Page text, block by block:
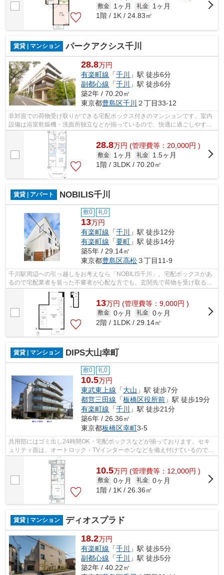
敷金 1ヶ月 礼金
1ヶ月
1階 / 1K / 24.83㎡
賃貸 | マンション パークアクシス千川
28.8万円
有楽町線 「千川 」駅 徒歩6分
副都心線 「千川 」駅 徒歩6分
築2年 / 70.20㎡
東京都豊島区千川 ２丁目33-12
非対面での荷物受け取りができる宅配ボックス付きのマンションです。室内
設備は浴室乾燥機・洗面所独立などが揃っているので、快適に過ごしやすい
お部屋になります。エントランスのオ...
28.8万円 (管理費等：20,000円 )
敷金 1ヶ月 礼金
1.5ヶ月
1階 / 3LDK / 70.20㎡
賃貸 | アパート NOBILIS千川
敷0 礼0
13万円
有楽町線 「千川
」駅 徒歩12分
有楽町線 「要町 」駅 徒歩14分
築5年 / 29.14㎡
東京都豊島区高松３丁目11-9
千川駅周辺への引っ越しをお考えなら「NOBILIS千川」。宅配ボックスがあ
るので宅配業者を装った不審者が心配な方でも、玄関先で荷物を受け取る必
要がなくなるため安心できます。住まい...
13万円 (管理費等：9,000円 )
敷金 0ヶ月 礼金 0ヶ月
2階 / 1LDK / 29.14㎡
賃貸 | マンション DIPS大山幸町
敷0 礼0
10.5万円
東武東上線 「大山 」駅 徒歩7分
都営三田線 「板橋区役所前 」駅 徒歩19分
有楽町線 「千川
」駅 徒歩21分
築6年 / 26.36㎡
東京都板橋区幸町3-5
共用部にはゴミ出し24時間OK・宅配ボックスなどが揃っております。セキ
ュリティ面は、オートロック・TVインターホンなどを備え付けているので安
心して暮らせます。浴室乾燥機が付いて...
10.5万円 (管理費等：12,000円 )
敷金 0ヶ月 礼金 0ヶ月
1階 / 1K / 26.36㎡
賃貸 | マンション ディオスプラド
18.2万円
有楽町線 「千川
」駅 徒歩5分
副都心線 「千川
」駅 徒歩5分
築2年 / 40.22㎡